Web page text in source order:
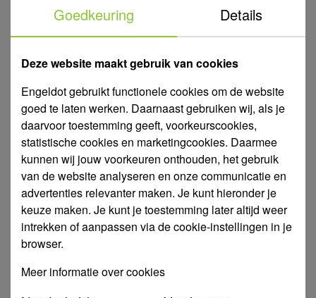
Specificaties
Art. Nr.
273792
Soort
Toepassing
Water
Uitvoering
Montagering 3/8" WW bi-dr
Materiaal
PVC-U
Merk
IBG
Garantie
2 jaar na factuurdatum bij juist gebruik en
onderhoud
Kleur
Grijs
Alle prijzen zijn excl. 21% BTW. Zonder inloggen zijn onze
Goedkeuring Details
Deze website maakt gebruik van cookies
Engeldot gebruikt functionele cookies om de website
goed te laten werken. Daarnaast gebruiken wij, als je
daarvoor toestemming geeft, voorkeurscookies,
statistische cookies en marketingcookies. Daarmee
kunnen wij jouw voorkeuren onthouden, het gebruik
van de website analyseren en onze communicatie en
advertenties relevanter maken. Je kunt hieronder je
keuze maken. Je kunt je toestemming later altijd weer
intrekken of aanpassen via de cookie-instellingen in je
browser.
Meer informatie over cookies